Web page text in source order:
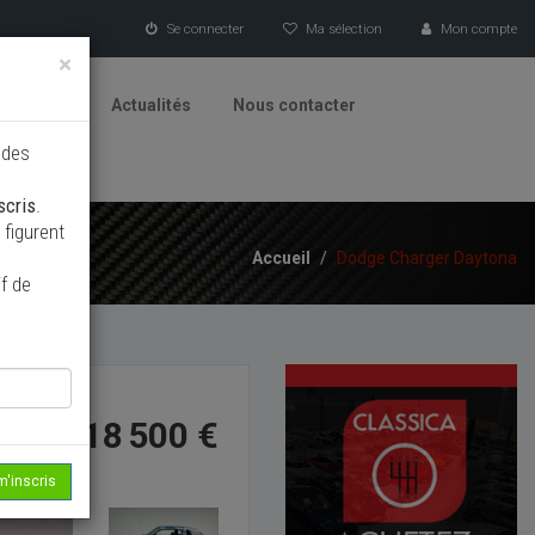
Se connecter Ma sélection Mon compte
Actualités Nous contacter
Accueil / Dodge Charger Daytona
18 500 €
×
.
de